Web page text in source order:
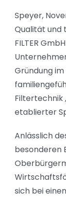
Speyer,
Qualität und
FILTER GmbH
Gründung
Filtertechnik
etablierter
Anlässlich
besonderen
sich bei